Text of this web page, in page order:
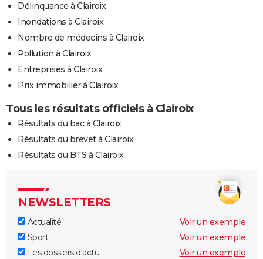
Délinquance à Clairoix
Inondations à Clairoix
Nombre de médecins à Clairoix
Pollution à Clairoix
Entreprises à Clairoix
Prix immobilier à Clairoix
Tous les résultats officiels à Clairoix
Résultats du bac à Clairoix
Résultats du brevet à Clairoix
Résultats du BTS à Clairoix
NEWSLETTERS
Actualité
Voir un exemple
Sport
Voir un exemple
Les dossiers d'actu
Voir un exemple